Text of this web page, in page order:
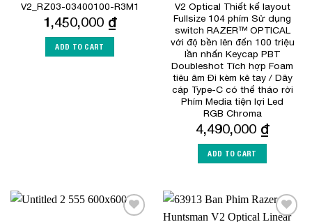
V2_RZ03-03400100-R3M1
1,450,000 ₫
ADD TO CART
V2 Optical Thiết kế layout
Fullsize 104 phím Sử dụng
switch RAZER™ OPTICAL
với độ bền lên đến 100 triệu
lần nhấn Keycap PBT
Doubleshot Tích hợp Foam
tiêu âm Đi kèm kê tay / Dây
cáp Type-C có thể tháo rời
Phím Media tiện lợi Led
RGB Chroma
4,490,000 ₫
ADD TO CART